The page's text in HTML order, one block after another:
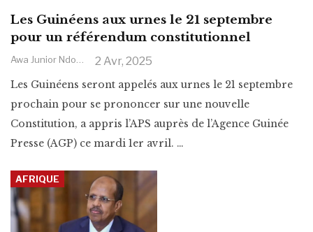
Les Guinéens aux urnes le 21 septembre
pour un référendum constitutionnel
2 Avr, 2025
Les Guinéens seront appelés aux urnes le 21 septembre
prochain pour se prononcer sur une nouvelle
Constitution, a appris l’APS auprès de l’Agence Guinée
Presse (AGP) ce mardi 1er avril. …
AFRIQUE